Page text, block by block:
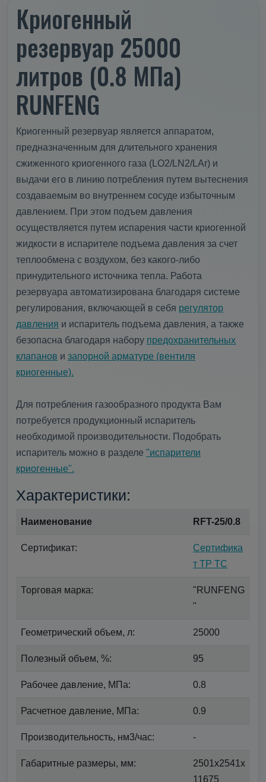
Криогенный
резервуар 25000
литров (0.8 МПа)
RUNFENG
Криогенный резервуар является аппаратом,
предназначенным для длительного хранения
сжиженного криогенного газа (LO2/LN2/LAr) и
выдачи его в линию потребления путем вытеснения
создаваемым во внутреннем сосуде избыточным
давлением. При этом подъем давления
осуществляется путем испарения части криогенной
жидкости в испарителе подъема давления за счет
теплообмена с воздухом, без какого-либо
принудительного источника тепла. Работа
резервуара автоматизирована благодаря системе
регулирования, включающей в себя регулятор
давления и испаритель подъема давления, а также
безопасна благодаря набору предохранительных
клапанов и запорной арматуре (вентиля
криогенные).
Для потребления газообразного продукта Вам
потребуется продукционный испаритель
необходимой производительности. Подобрать
испаритель можно в разделе "испарители
криогенные".
Характеристики:
Наименование RFT-25/0.8
Сертификат:
Сертифика
т ТР ТС
Торговая марка:
"RUNFENG
"
Геометрический объем, л: 25000
Полезный объем, %: 95
Рабочее давление, МПа: 0.8
Расчетное давление, МПа: 0.9
Производительность, нм3/час: -
Габаритные размеры, мм:
2501х2541х
11675